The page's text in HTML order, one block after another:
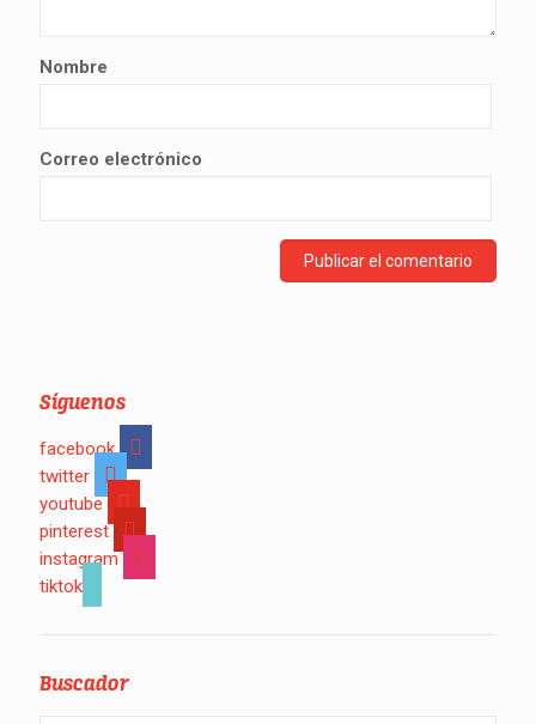
Nombre
Correo electrónico
Síguenos
facebook
twitter
youtube
pinterest
instagram
tiktok
Buscador